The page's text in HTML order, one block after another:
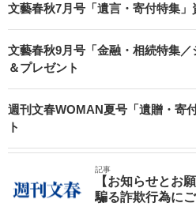
文藝春秋7月号「遺言・寄付特集」
文藝春秋9月号「金融・相続特集
＆プレゼント
週刊文春WOMAN夏号「遺贈・寄
ト
記事
【お知らせとお
騙る詐欺行為に